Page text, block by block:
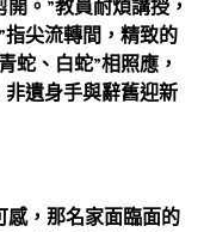
。”教員耐煩講授，
指尖流轉間，精致的
蛇、白蛇”相照應，
遺身手與辭舊迎新
感，那名家面臨面的